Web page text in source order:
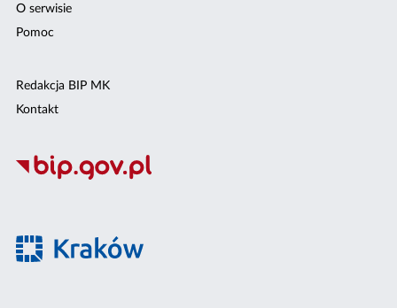
O serwisie
Pomoc
Redakcja BIP MK
Kontakt